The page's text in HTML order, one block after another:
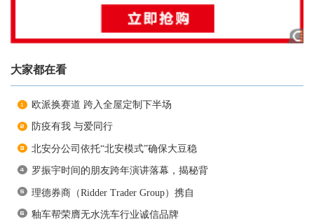
大家都在看
欧派换赛道 跨入全屋定制下半场
防疫有我 与爱同行
北安分公司依托“北安模式”确保大豆稳
罗振宇时间的朋友跨年演讲落幕，揭秘背
理德券商（Ridder Trader Group）携自
釉车帮荣膺无水洗车行业诚信品牌